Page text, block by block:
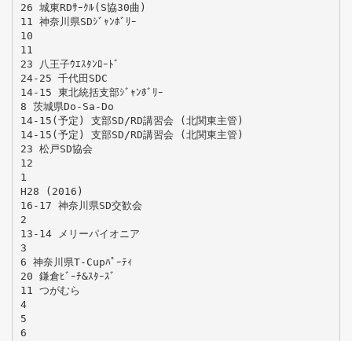
26 城東RDｻｰｸﾙ(S協30曲)
11 神奈川県SDｼﾞｬﾝﾎﾞﾘｰ
10
11
23 八王子ｳｴｽﾀﾝﾛｰﾄﾞ
24-25 千代田SDC
14-15 東北統括支部ｼﾞｬﾝﾎﾞﾘｰ
8 茨城県Do-Sa-Do
14-15(予定) 支部SD/RD講習会 (北関東主管)
14-15(予定) 支部SD/RD講習会 (北関東主管)
23 松戸SD協会
12
1
H28 (2016)
16-17 神奈川県SD交歓会
2
13-14 メリーパイオニア
3
6 神奈川県T-Cupﾊﾟｰﾃｨ
20 鎌倉ﾋﾞｰﾁ&ｽﾀｰｽﾞ
11 つがむら
4
5
6